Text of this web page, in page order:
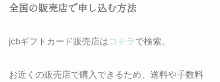
全国の販売店で申し込む方法
jcbギフトカード販売店は コチラ で検索。
お近くの販売店で購入できるため、送料や手数料